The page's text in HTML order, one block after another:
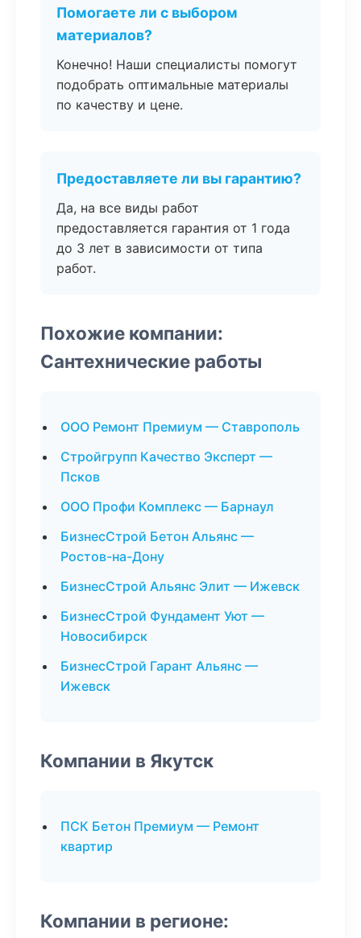
Помогаете ли с выбором
материалов?
Конечно! Наши специалисты помогут
подобрать оптимальные материалы
по качеству и цене.
Предоставляете ли вы гарантию?
Да, на все виды работ
предоставляется гарантия от 1 года
до 3 лет в зависимости от типа
работ.
Похожие компании:
Сантехнические работы
ООО Ремонт Премиум — Ставрополь
Стройгрупп Качество Эксперт —
Псков
ООО Профи Комплекс — Барнаул
БизнесСтрой Бетон Альянс —
Ростов-на-Дону
БизнесСтрой Альянс Элит — Ижевск
БизнесСтрой Фундамент Уют —
Новосибирск
БизнесСтрой Гарант Альянс —
Ижевск
Компании в Якутск
ПСК Бетон Премиум — Ремонт
квартир
Компании в регионе: